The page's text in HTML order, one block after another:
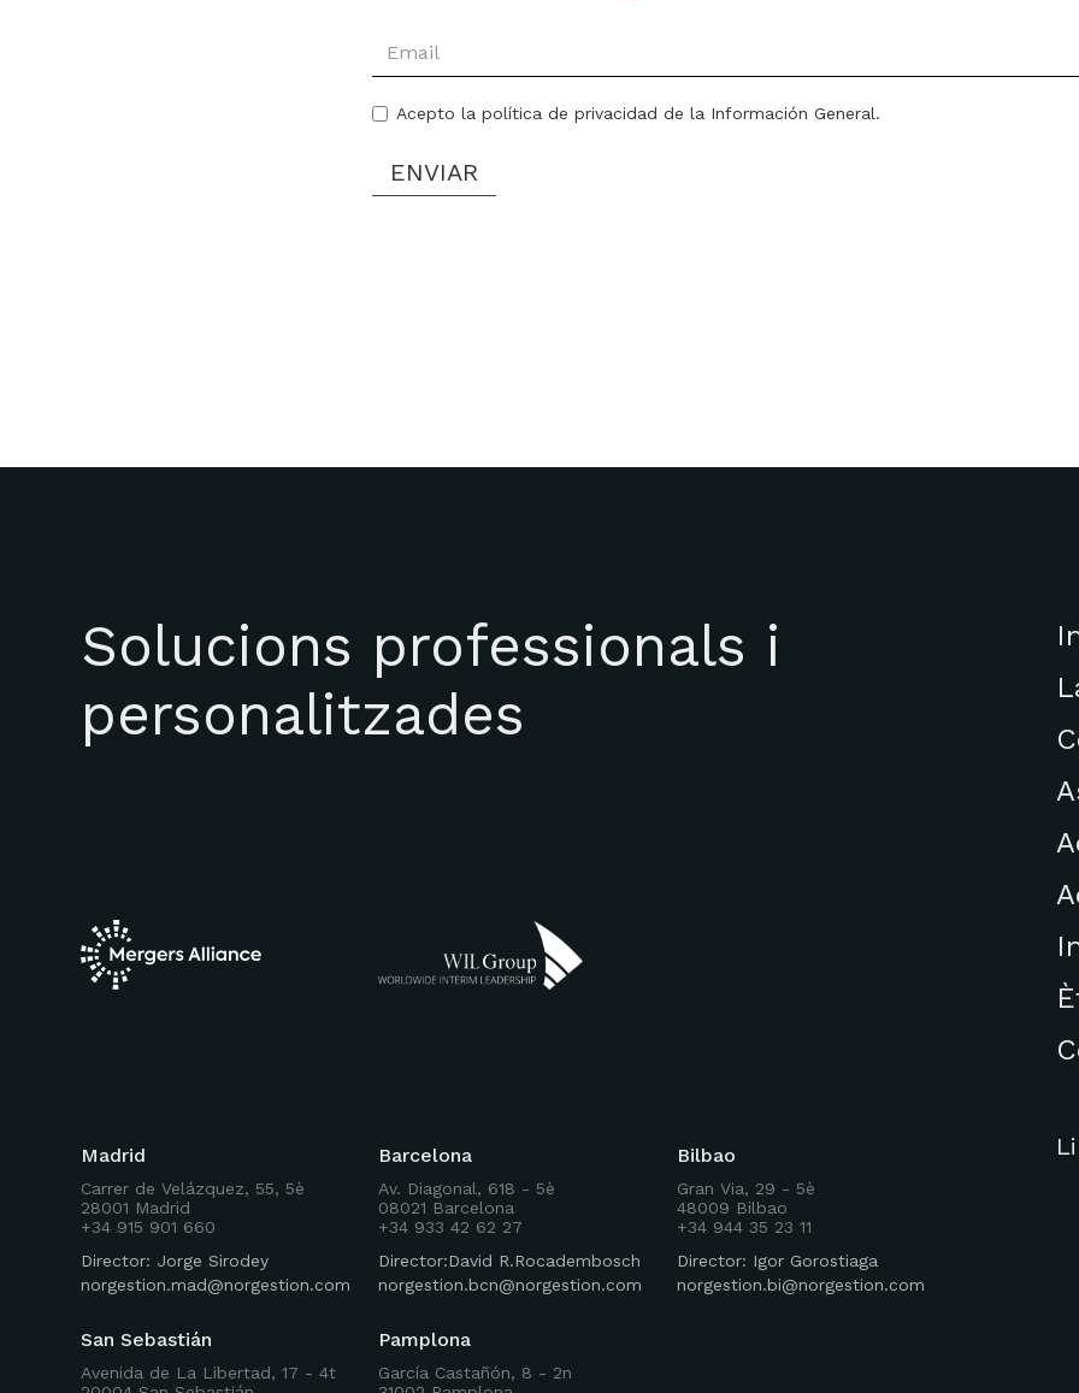
Acepto la política de privacidad de la Información General.
Solucions professionals i
personalitzades
Madrid
Carrer de Velázquez, 55, 5è
28001 Madrid
+34 915 901 660
Director: Jorge Sirodey
norgestion.mad@norgestion.com
Barcelona
Av. Diagonal, 618 - 5è
08021 Barcelona
+34 933 42 62 27
Director:David R.Rocadembosch
norgestion.bcn@norgestion.com
Bilbao
Gran Via, 29 - 5è
48009 Bilbao
+34 944 35 23 11
Director: Igor Gorostiaga
norgestion.bi@norgestion.com
San Sebastián
Avenida de La Libertad, 17 - 4t
Pamplona
García Castañón, 8 - 2n